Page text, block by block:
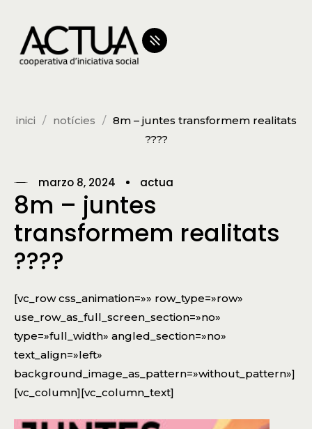
inici notícies
8m – juntes transformem realitats
????
marzo 8, 2024 actua
8m – juntes
transformem realitats
????
[vc_row css_animation=»» row_type=»row»
use_row_as_full_screen_section=»no»
type=»full_width» angled_section=»no»
text_align=»left»
background_image_as_pattern=»without_pattern»]
[vc_column][vc_column_text]